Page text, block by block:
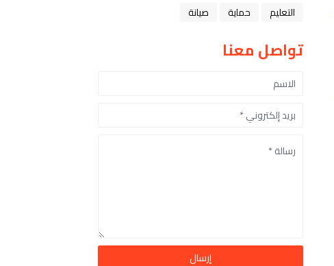
التعليم
حماية صيانة
تواصل معنا